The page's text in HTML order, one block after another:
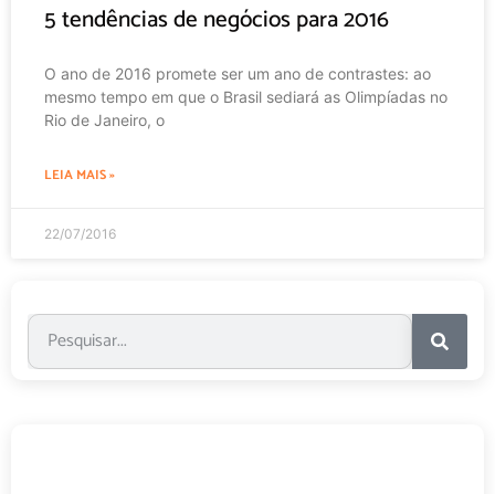
5 tendências de negócios para 2016
O ano de 2016 promete ser um ano de contrastes: ao
mesmo tempo em que o Brasil sediará as Olimpíadas no
Rio de Janeiro, o
LEIA MAIS »
22/07/2016